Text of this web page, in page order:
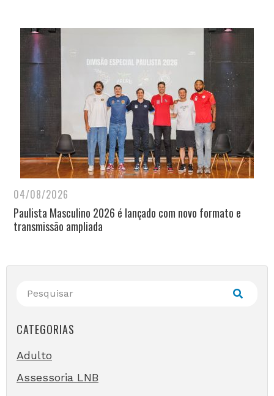
04/08/2026
Paulista Masculino 2026 é lançado com novo formato e
transmissão ampliada
CATEGORIAS
Adulto
Assessoria LNB